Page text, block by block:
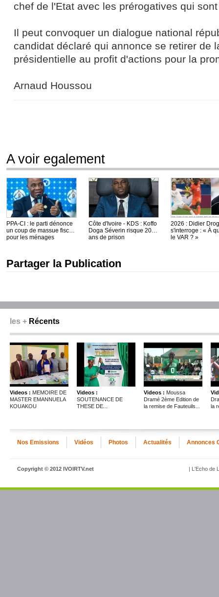
chef de l'Etat avec les prérogatives qui
Il peut convoquer un dialogue national
candidat déclaré qui annonce se retirer de
présidentielle au profit d'actions pour la
Arnaud Houssou
A voir egalement
PPA-CI : le parti dénonce
un coup de massue fiscal
pour les ménages
Côte d'Ivoire - KDS : Koffo
Doga Séverin risque 20
ans de prison
2026 : Didier
s'interroge : « À
le VAR ? »
Partager la Publication
les + Récents
Videos : MEMOIRE DE
MASTER EMANNUELA
KOUAKOU
Videos :
SOUTENANCE DE
THESE DE...
Videos : Moussa
Dramé 2ème Edition de
la remise de Fauteuils...
la
Nos Emissions Vidéos Photos Actualités Annonces
Copyright © 2012 IVOIRTV.net | L'Echo de